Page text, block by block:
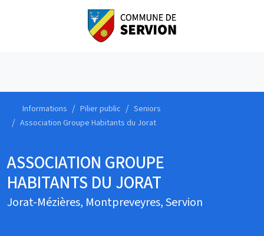
Informations Pilier public
Seniors
Association Groupe Habitants du Jorat
ASSOCIATION GROUPE
HABITANTS DU JORAT
Jorat-Mézières, Montpreveyres, Servion